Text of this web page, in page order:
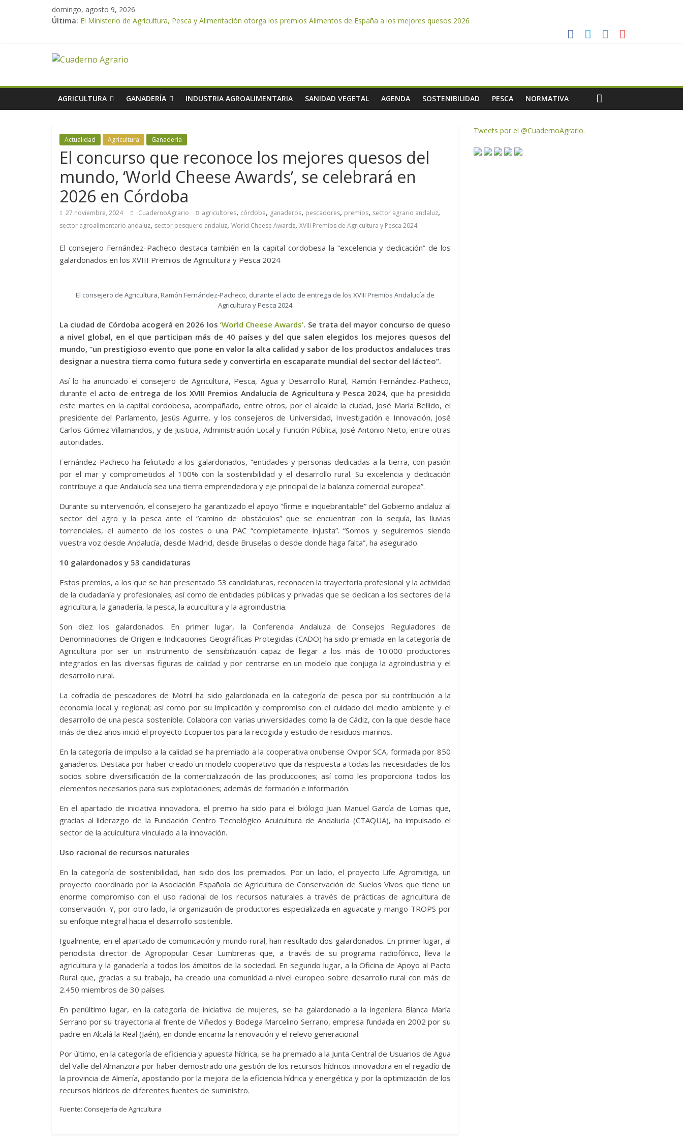
domingo, agosto 9, 2026
Última: El Ministerio de Agricultura, Pesca y Alimentación otorga los premios Alimentos de España a los mejores quesos 2026
ASAJA Almería: las primeras recolecciones de almendra confirman una cosecha desigual marcada por las inclemencias meteorológicas y la incertidumbre en los precios
El Ministerio de Agricultura, Pesca y Alimentación autoriza el pago de 85 millones adicionales de ayudas de la PAC de remanentes disponibles
AGRICULTURA GANADERÍA INDUSTRIA AGROALIMENTARIA SANIDAD VEGETAL AGENDA SOSTENIBILIDAD PESCA NORMATIVA
Actualidad Agricultura Ganadería
El concurso que reconoce los mejores quesos del
mundo, ‘World Cheese Awards’, se celebrará en
2026 en Córdoba
27 noviembre, 2024 CuadernoAgrario agricultores, córdoba, ganaderos, pescadores, premios, sector agrario andaluz,
sector agroalimentario andaluz, sector pesquero andaluz, World Cheese Awards, XVIII Premios de Agricultura y Pesca 2024
El consejero Fernández-Pacheco destaca también en la capital cordobesa la “excelencia y dedicación” de los
galardonados en los XVIII Premios de Agricultura y Pesca 2024
El consejero de Agricultura, Ramón Fernández-Pacheco, durante el acto de entrega de los XVIII Premios Andalucía de
Agricultura y Pesca 2024
La ciudad de Córdoba acogerá en 2026 los ‘World Cheese Awards’. Se trata del mayor concurso de queso
a nivel global, en el que participan más de 40 países y del que salen elegidos los mejores quesos del
mundo, “un prestigioso evento que pone en valor la alta calidad y sabor de los productos andaluces tras
designar a nuestra tierra como futura sede y convertirla en escaparate mundial del sector del lácteo”.
Así lo ha anunciado el consejero de Agricultura, Pesca, Agua y Desarrollo Rural, Ramón Fernández-Pacheco,
durante el acto de entrega de los XVIII Premios Andalucía de Agricultura y Pesca 2024, que ha presidido
este martes en la capital cordobesa, acompañado, entre otros, por el alcalde la ciudad, José María Bellido, el
presidente del Parlamento, Jesús Aguirre, y los consejeros de Universidad, Investigación e Innovación, José
Carlos Gómez Villamandos, y de Justicia, Administración Local y Función Pública, José Antonio Nieto, entre otras
autoridades.
Fernández-Pacheco ha felicitado a los galardonados, “entidades y personas dedicadas a la tierra, con pasión
por el mar y comprometidos al 100% con la sostenibilidad y el desarrollo rural. Su excelencia y dedicación
contribuye a que Andalucía sea una tierra emprendedora y eje principal de la balanza comercial europea”.
Durante su intervención, el consejero ha garantizado el apoyo “firme e inquebrantable” del Gobierno andaluz al
sector del agro y la pesca ante el “camino de obstáculos” que se encuentran con la sequía, las lluvias
torrenciales, el aumento de los costes o una PAC “completamente injusta”. “Somos y seguiremos siendo
vuestra voz desde Andalucía, desde Madrid, desde Bruselas o desde donde haga falta”, ha asegurado.
10 galardonados y 53 candidaturas
Estos premios, a los que se han presentado 53 candidaturas, reconocen la trayectoria profesional y la actividad
de la ciudadanía y profesionales; así como de entidades públicas y privadas que se dedican a los sectores de la
agricultura, la ganadería, la pesca, la acuicultura y la agroindustria.
Son diez los galardonados. En primer lugar, la Conferencia Andaluza de Consejos Reguladores de
Denominaciones de Origen e Indicaciones Geográficas Protegidas (CADO) ha sido premiada en la categoría de
Agricultura por ser un instrumento de sensibilización capaz de llegar a los más de 10.000 productores
integrados en las diversas figuras de calidad y por centrarse en un modelo que conjuga la agroindustria y el
desarrollo rural.
La cofradía de pescadores de Motril ha sido galardonada en la categoría de pesca por su contribución a la
economía local y regional; así como por su implicación y compromiso con el cuidado del medio ambiente y el
desarrollo de una pesca sostenible. Colabora con varias universidades como la de Cádiz, con la que desde hace
más de diez años inició el proyecto Ecopuertos para la recogida y estudio de residuos marinos.
En la categoría de impulso a la calidad se ha premiado a la cooperativa onubense Ovipor SCA, formada por 850
ganaderos. Destaca por haber creado un modelo cooperativo que da respuesta a todas las necesidades de los
socios sobre diversificación de la comercialización de las producciones; así como les proporciona todos los
elementos necesarios para sus explotaciones; además de formación e información.
En el apartado de iniciativa innovadora, el premio ha sido para el biólogo Juan Manuel García de Lomas que,
gracias al liderazgo de la Fundación Centro Tecnológico Acuicultura de Andalucía (CTAQUA), ha impulsado el
sector de la acuicultura vinculado a la innovación.
Uso racional de recursos naturales
En la categoría de sostenibilidad, han sido dos los premiados. Por un lado, el proyecto Life Agromitiga, un
proyecto coordinado por la Asociación Española de Agricultura de Conservación de Suelos Vivos que tiene un
enorme compromiso con el uso racional de los recursos naturales a través de prácticas de agricultura de
conservación. Y, por otro lado, la organización de productores especializada en aguacate y mango TROPS por
su enfoque integral hacia el desarrollo sostenible.
Igualmente, en el apartado de comunicación y mundo rural, han resultado dos galardonados. En primer lugar, al
periodista director de Agropopular Cesar Lumbreras que, a través de su programa radiofónico, lleva la
agricultura y la ganadería a todos los ámbitos de la sociedad. En segundo lugar, a la Oficina de Apoyo al Pacto
Rural que, gracias a su trabajo, ha creado una comunidad a nivel europeo sobre desarrollo rural con más de
2.450 miembros de 30 países.
En penúltimo lugar, en la categoría de iniciativa de mujeres, se ha galardonado a la ingeniera Blanca María
Serrano por su trayectoria al frente de Viñedos y Bodega Marcelino Serrano, empresa fundada en 2002 por su
padre en Alcalá la Real (Jaén), en donde encarna la renovación y el relevo generacional.
Por último, en la categoría de eficiencia y apuesta hídrica, se ha premiado a la Junta Central de Usuarios de Agua
del Valle del Almanzora por haber demostrado una gestión de los recursos hídricos innovadora en el regadío de
la provincia de Almería, apostando por la mejora de la eficiencia hídrica y energética y por la optimización de los
recursos hídricos de diferentes fuentes de suministro.
Fuente: Consejería de Agricultura
Tweets por el @CuadernoAgrario.